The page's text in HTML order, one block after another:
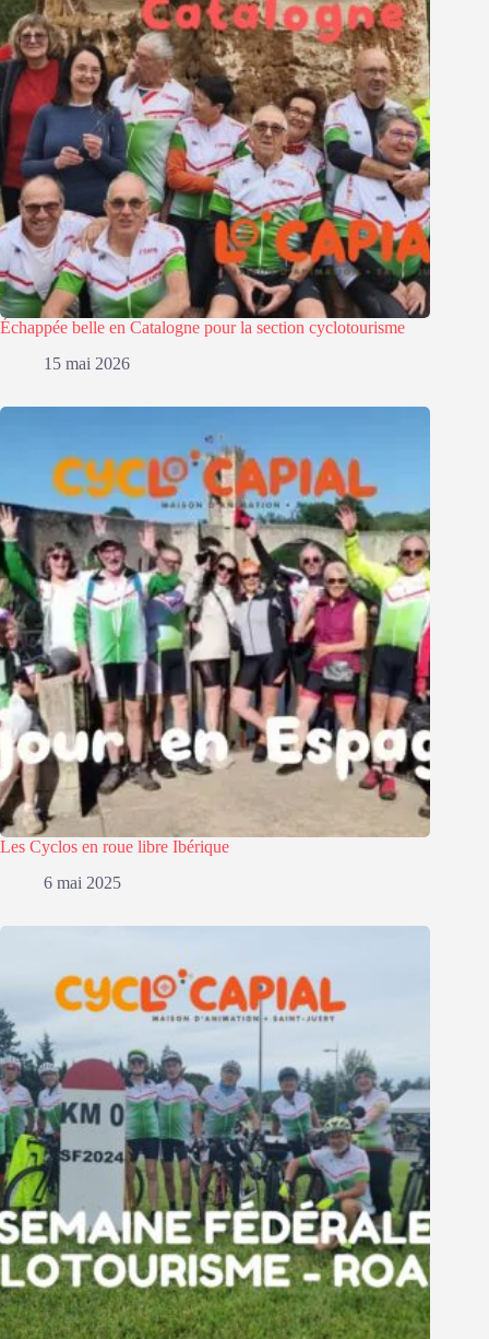
Échappée belle en Catalogne pour la section cyclotourisme
15 mai 2026
Les Cyclos en roue libre Ibérique
6 mai 2025